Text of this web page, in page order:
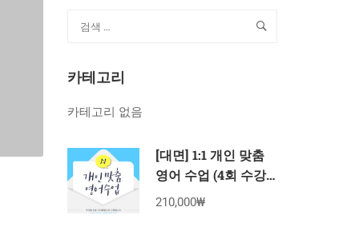
카테고리
카테고리 없음
[대면] 1:1 개인 맞춤
영어 수업 (4회 수강
권)
210,000₩